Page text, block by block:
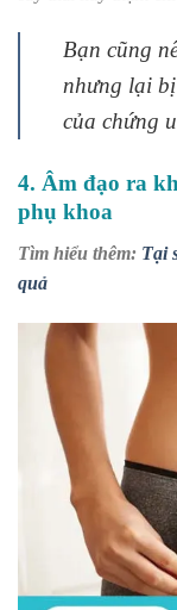
Bạn cũng
nhưng lại
của chứng
4. Âm đạo ra
phụ khoa
Tìm hiểu thêm: Tại
quả